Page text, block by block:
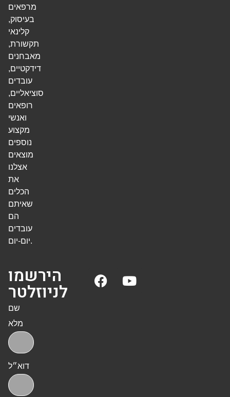
מרפאים
בעיסוק,
קלינאי
תקשורת,
מאבחנים
דידקטיים,
עובדים
סוציאליים,
רופאים
ואנשי
מקצוע
נוספים
מוצאים
אצלנו
את
הכלים
שאיתם
הם
עובדים
יום-יום.
הירשמו
לניוזלטר
שם
מלא
דוא״ל